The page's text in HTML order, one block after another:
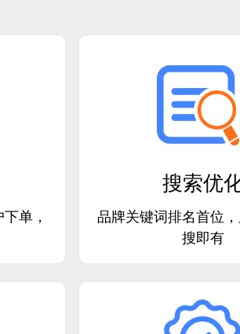
单，
搜索优
品牌关键词排名首位
搜即有